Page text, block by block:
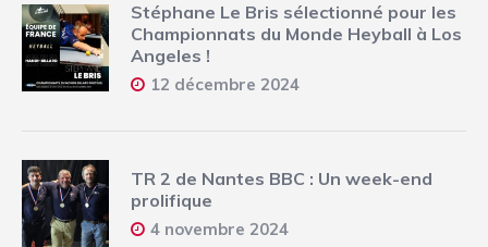
Stéphane Le Bris sélectionné pour les
Championnats du Monde Heyball à Los
Angeles !
12 décembre 2024
TR 2 de Nantes BBC : Un week-end
prolifique
4 novembre 2024